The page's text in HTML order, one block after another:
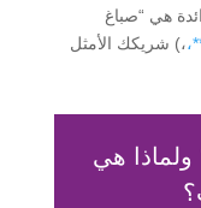
هي “صباغ
،) شريكك الأمثل
ولماذا هي